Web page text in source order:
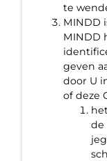
te
MINDD
MINDD
geven
door U
of deze
de